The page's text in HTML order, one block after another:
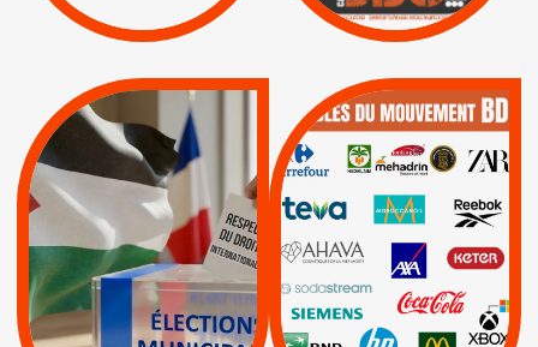
| Pétitions
MUNICIPALES 2026 :
JE VOTE POUR LE
RESPECT DU DROIT
INTERNATIONAL EN
PALESTINE
APPELS | Actus |
Espaces Sans
Apartheid
QUE BOYCOTTER ?
BOYCOTT /
AXA BNP | CAF |
Carrefour | HP |
Keter |
Livres et brochures |
Mehadrin | PUMA